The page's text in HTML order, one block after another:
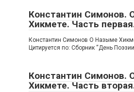
Константин Симонов.
Хикмете. Часть
Константин Симонов О Назыме
Цитируется по: Сборник “День
Константин Симонов.
Хикмете. Часть